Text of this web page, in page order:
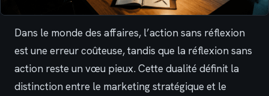
Dans le monde des affaires, l’action sans réflexion
est une erreur coûteuse, tandis que la réflexion sans
action reste un vœu pieux. Cette dualité définit la
distinction entre le marketing stratégique et le